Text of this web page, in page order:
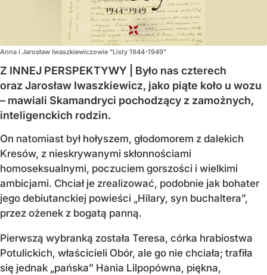
Anna i Jarosław Iwaszkiewiczowie "Listy 1944-1949"
Z INNEJ PERSPEKTYWY | Było nas czterech
oraz Jarosław Iwaszkiewicz, jako piąte koło u wozu
– mawiali Skamandryci pochodzący z zamożnych,
inteligenckich rodzin.
On natomiast był hołyszem, głodomorem z dalekich
Kresów, z nieskrywanymi skłonnościami
homoseksualnymi, poczuciem gorszości i wielkimi
ambicjami. Chciał je zrealizować, podobnie jak bohater
jego debiutanckiej powieści „Hilary, syn buchaltera”,
przez ożenek z bogatą panną.
Pierwszą wybranką została Teresa, córka hrabiostwa
Potulickich, właścicieli Obór, ale go nie chciała; trafiła
się jednak „pańska” Hania Lilpopówna, piękna,